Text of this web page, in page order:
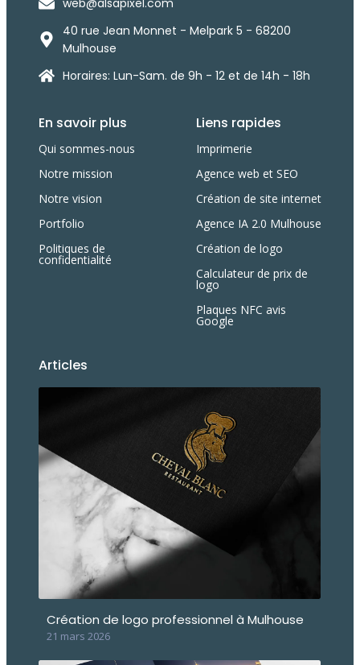
40 rue Jean Monnet - Melpark 5 - 68200
Mulhouse
Horaires: Lun-Sam. de 9h - 12 et de 14h - 18h
En savoir plus
Qui sommes-nous
Notre mission
Notre vision
Portfolio
Politiques de
confidentialité
Liens rapides
Imprimerie
Agence web et SEO
Création de site internet
Agence IA 2.0 Mulhouse
Création de logo
Calculateur de prix de
logo
Plaques NFC avis
Google
Articles
Création de logo professionnel à Mulhouse
21 mars 2026